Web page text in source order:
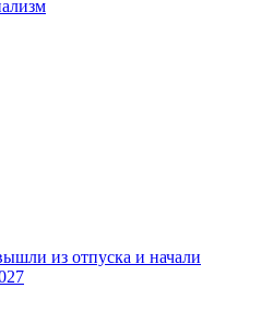
из отпуска и начали